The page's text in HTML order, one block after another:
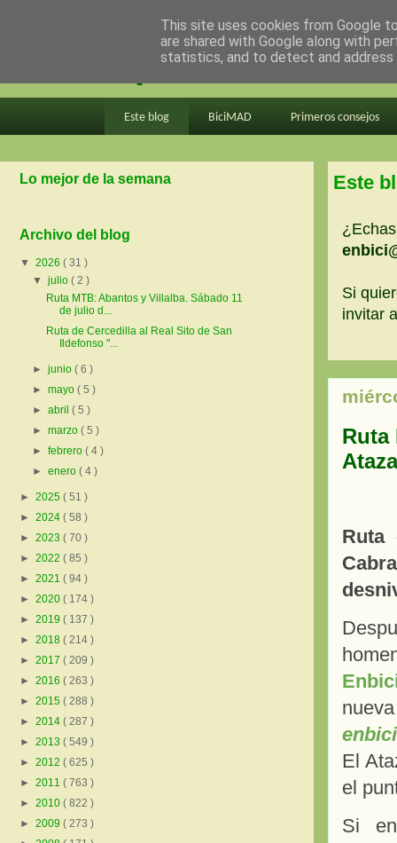
en bici por madrid
Este blog BiciMAD Primeros consejos
Este
Si
invitar
Ruta
Ruta
El
el
Si
Lo mejor de la semana
Archivo del blog
▼ 2026 ( 31 )
▼julio( 2 )
Ruta MTB: Abantos y Villalba. Sábado 11
de julio d...
Ruta de Cercedilla al Real Sito de San
Ildefonso "...
►junio( 6 )
►mayo( 5 )
►abril( 5 )
►marzo( 5 )
►febrero( 4 )
►enero( 4 )
► 2025 ( 51 )
► 2024 ( 58 )
► 2023 ( 70 )
► 2022 ( 85 )
► 2021 ( 94 )
► 2020 ( 174 )
► 2019 ( 137 )
► 2018 ( 214 )
► 2017 ( 209 )
► 2016 ( 263 )
► 2015 ( 288 )
► 2014 ( 287 )
► 2013 ( 549 )
► 2012 ( 625 )
► 2011 ( 763 )
► 2010 ( 822 )
► 2009 ( 273 )
This site uses cookies from Google
are shared with Google along with
statistics, and to detect and address